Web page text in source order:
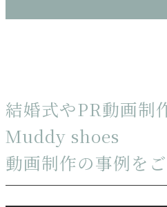
結婚式やPR動画制
Muddy shoes
動画制作の事例を